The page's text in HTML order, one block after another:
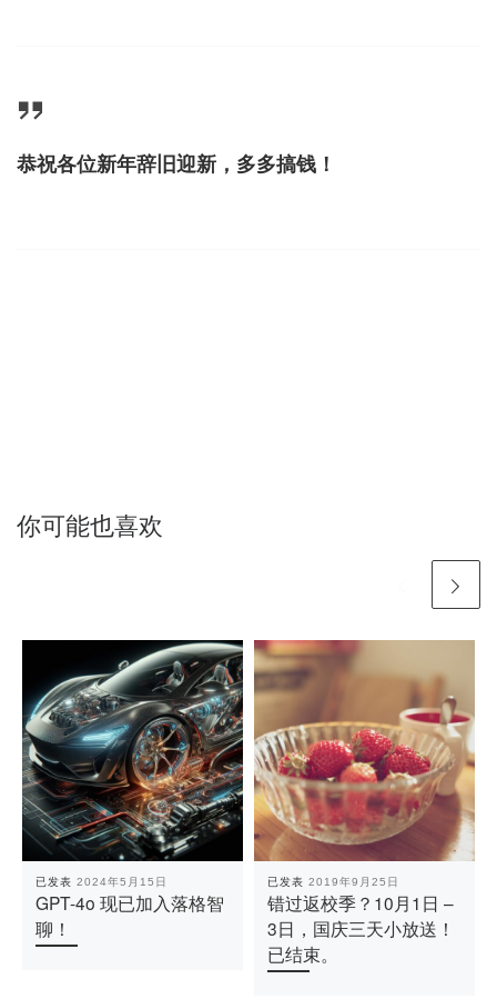
恭祝各位新年辞旧迎新，多多搞钱！
你可能也喜欢
已发表 2024年5月15日
GPT-4o 现已加入落格智
聊！
已发表 2019年9月25日
错过返校季？10月1日 –
3日，国庆三天小放送！
已结束。